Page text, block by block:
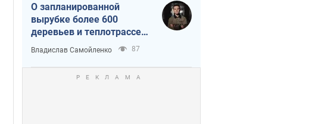
О запланированной
вырубке более 600
деревьев и теплотрассе:
что происходит на
Теремках в Киеве
Владислав Самойленко 87